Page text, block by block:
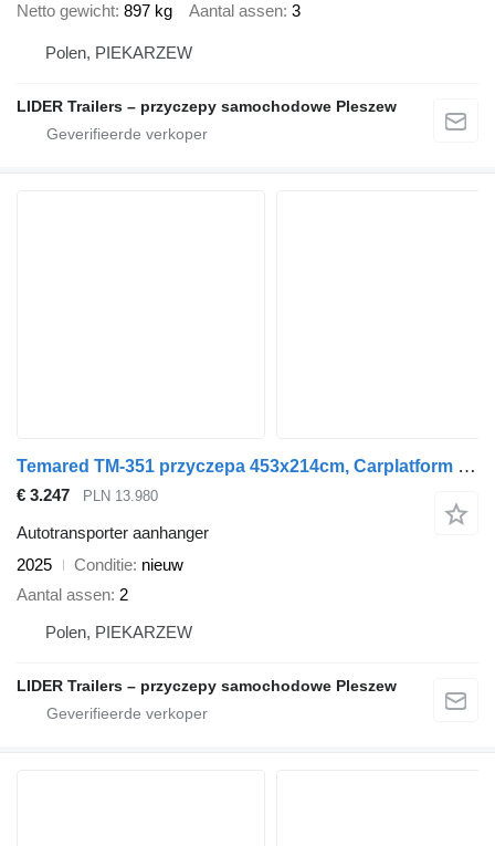
Netto gewicht 897 kg Aantal assen 3
Polen, PIEKARZEW
LIDER Trailers – przyczepy samochodowe Pleszew
Temared TM-351 przyczepa 453x214cm, Carplatform 4521S, podłoga
€ 3.247 PLN 13.980
Autotransporter aanhanger
2025
Conditie nieuw
Aantal assen 2
Polen, PIEKARZEW
LIDER Trailers – przyczepy samochodowe Pleszew